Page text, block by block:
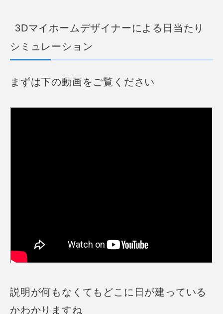
3Dマイホームデザイナーによる日当たり
シミュレーション
まずは下の動画をご覧ください
説明が何もなくてもどこに日が建っている
かわかりますね